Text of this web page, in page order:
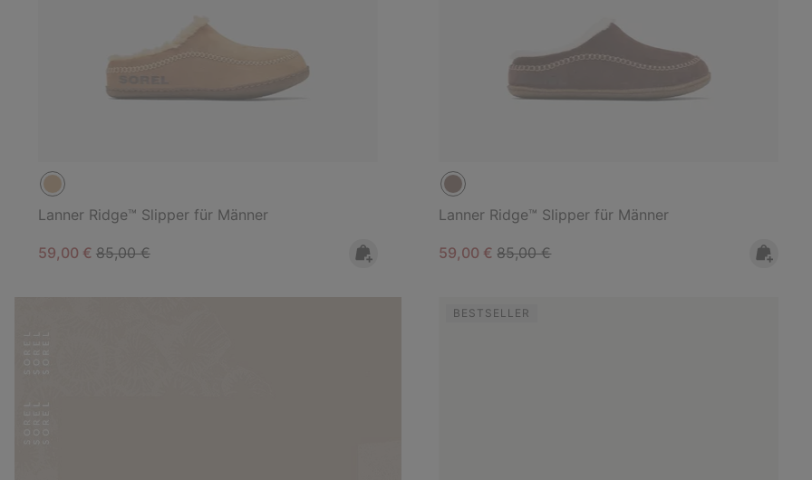
Lanner Ridge™ Slipper für Männer
Sale price:
59,00 € Regular price:
85,00 €
Lanner Ridge™ Slipper für Männer
Sale price:
59,00 €Regular price:
85,00 €
BESTSELLER